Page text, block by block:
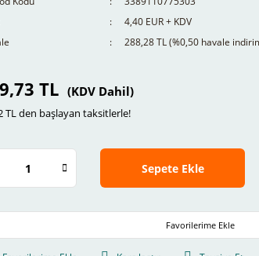
4,40 EUR + KDV
288,28 TL (%0,50 havale
TL (KDV Dahil)
TL den başlayan taksitlerle!
Sepete Ekle